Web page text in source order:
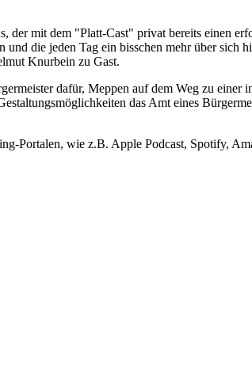
mit dem "Platt-Cast" privat bereits einen
die jeden Tag ein bisschen mehr über sich
Knurbein zu Gast.
dafür, Meppen auf dem Weg zu
das Amt eines
Portalen, wie z.B. Apple Podcast, Spotify,